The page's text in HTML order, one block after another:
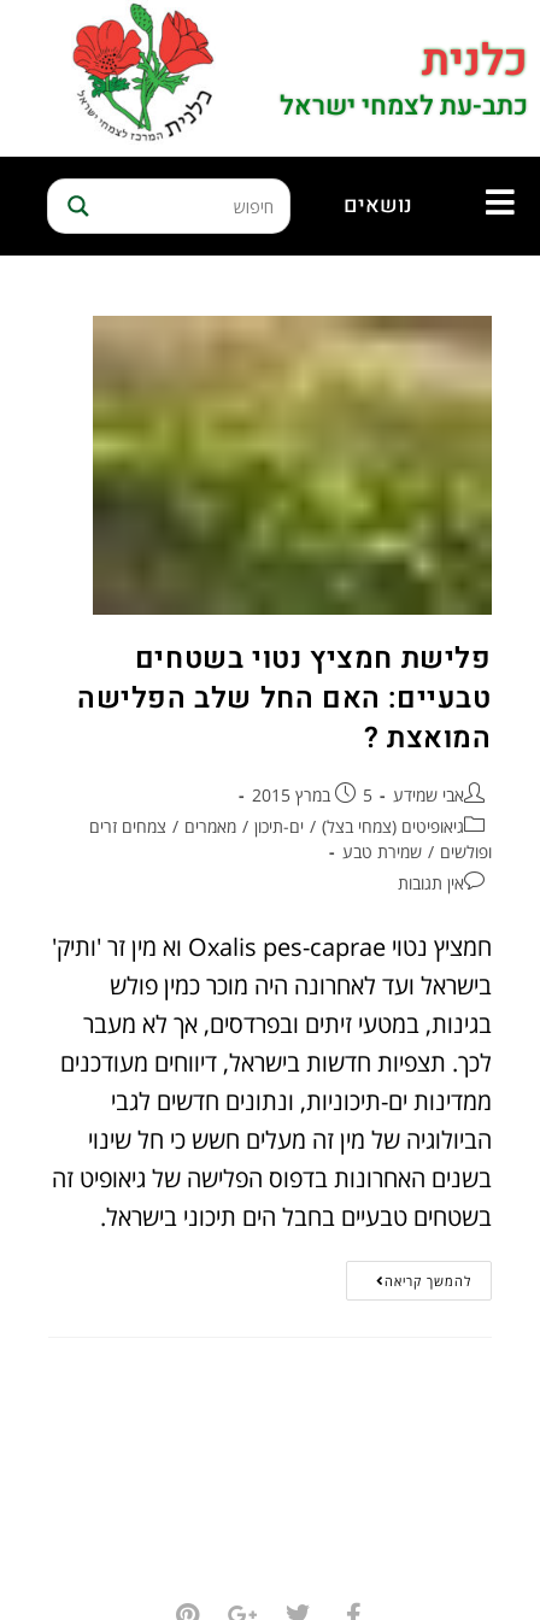
כלנית
כתב-עת לצמחי ישראל
נושאים
פלישת חמציץ נטוי בשטחים
טבעיים: האם החל שלב הפלישה
המואצת ?
אבי שמידע
5 במרץ 2015
גיאופיטים (צמחי בצל) / ים-תיכון / מאמרים / צמחים זרים
ופולשים / שמירת טבע
אין תגובות
חמציץ נטוי Oxalis pes-caprae וא מין זר 'ותיק'
בישראל ועד לאחרונה היה מוכר כמין פולש
בגינות, במטעי זיתים ובפרדסים, אך לא מעבר
לכך. תצפיות חדשות בישראל, דיווחים מעודכנים
ממדינות ים-תיכוניות, ונתונים חדשים לגבי
הביולוגיה של מין זה מעלים חשש כי חל שינוי
בשנים האחרונות בדפוס הפלישה של גיאופיט זה
בשטחים טבעיים בחבל הים תיכוני בישראל.
להמשך קריאה